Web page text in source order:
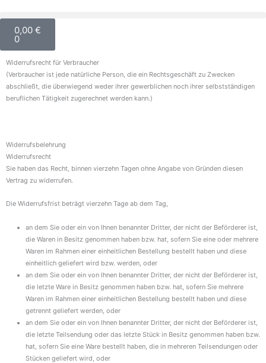
Inhalt
springen
0,00 €
0
Warenkorb
Widerrufsrecht für Verbraucher
(Verbraucher ist jede natürliche Person, die ein Rechtsgeschäft zu Zwecken
abschließt, die überwiegend weder ihrer gewerblichen noch ihrer selbstständigen
beruflichen Tätigkeit zugerechnet werden kann.)
Widerrufsbelehrung
Widerrufsrecht
Sie haben das Recht, binnen vierzehn Tagen ohne Angabe von Gründen diesen
Vertrag zu widerrufen.
Die Widerrufsfrist beträgt vierzehn Tage ab dem Tag,
an dem Sie oder ein von Ihnen benannter Dritter, der nicht der Beförderer ist,
die Waren in Besitz genommen haben bzw. hat, sofern Sie eine oder mehrere
Waren im Rahmen einer einheitlichen Bestellung bestellt haben und diese
einheitlich geliefert wird bzw. werden, oder
an dem Sie oder ein von Ihnen benannter Dritter, der nicht der Beförderer ist,
die letzte Ware in Besitz genommen haben bzw. hat, sofern Sie mehrere
Waren im Rahmen einer einheitlichen Bestellung bestellt haben und diese
getrennt geliefert werden, oder
an dem Sie oder ein von Ihnen benannter Dritter, der nicht der Beförderer ist,
die letzte Teilsendung oder das letzte Stück in Besitz genommen haben bzw.
hat, sofern Sie eine Ware bestellt haben, die in mehreren Teilsendungen oder
Stücken geliefert wird, oder